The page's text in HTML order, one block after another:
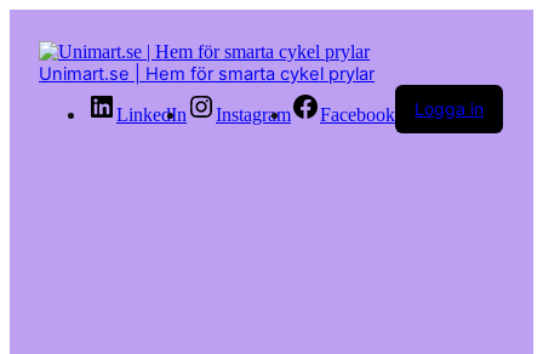
innehåll
Unimart.se | Hem för smarta cykel prylar
LinkedIn Instagram Facebook Logga in